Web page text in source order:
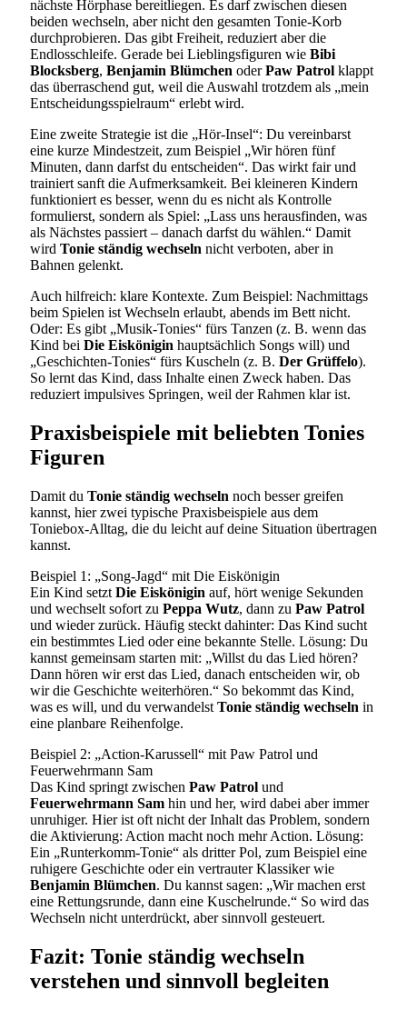
nächste Hörphase bereitliegen. Es darf zwischen diesen
beiden wechseln, aber nicht den gesamten Tonie-Korb
durchprobieren. Das gibt Freiheit, reduziert aber die
Endlosschleife. Gerade bei Lieblingsfiguren wie Bibi
Blocksberg, Benjamin Blümchen oderPaw Patrol klappt
das überraschend gut, weil die Auswahl trotzdem als „mein
Entscheidungsspielraum“ erlebt wird.
Eine zweite Strategie ist die „Hör-Insel“: Du vereinbarst
eine kurze Mindestzeit, zum Beispiel „Wir hören fünf
Minuten, dann darfst du entscheiden“. Das wirkt fair und
trainiert sanft die Aufmerksamkeit. Bei kleineren Kindern
funktioniert es besser, wenn du es nicht als Kontrolle
formulierst, sondern als Spiel: „Lass uns herausfinden, was
als Nächstes passiert – danach darfst du wählen.“ Damit
wird Tonie ständig wechseln nicht verboten, aber in
Bahnen gelenkt.
Auch hilfreich: klare Kontexte. Zum Beispiel: Nachmittags
beim Spielen ist Wechseln erlaubt, abends im Bett nicht.
Oder: Es gibt „Musik-Tonies“ fürs Tanzen (z. B. wenn das
Kind bei Die Eiskönigin hauptsächlich Songs will) und
„Geschichten-Tonies“ fürs Kuscheln (z. B. Der Grüffelo).
So lernt das Kind, dass Inhalte einen Zweck haben. Das
reduziert impulsives Springen, weil der Rahmen klar ist.
Praxisbeispiele mit beliebten Tonies
Figuren
Damit du Tonie ständig wechseln noch besser greifen
kannst, hier zwei typische Praxisbeispiele aus dem
Toniebox-Alltag, die du leicht auf deine Situation übertragen
kannst.
Beispiel 1: „Song-Jagd“ mit Die Eiskönigin
Ein Kind setzt Die Eiskönigin auf, hört wenige Sekunden
und wechselt sofort zu Peppa Wutz, dann zu Paw Patrol
und wieder zurück. Häufig steckt dahinter: Das Kind sucht
ein bestimmtes Lied oder eine bekannte Stelle. Lösung: Du
kannst gemeinsam starten mit: „Willst du das Lied hören?
Dann hören wir erst das Lied, danach entscheiden wir, ob
wir die Geschichte weiterhören.“ So bekommt das Kind,
was es will, und du verwandelst Tonie ständig wechseln in
eine planbare Reihenfolge.
Beispiel 2: „Action-Karussell“ mit Paw Patrol und
Feuerwehrmann Sam
Das Kind springt zwischen Paw Patrol und
Feuerwehrmann Sam hin und her, wird dabei aber immer
unruhiger. Hier ist oft nicht der Inhalt das Problem, sondern
die Aktivierung: Action macht noch mehr Action. Lösung:
Ein „Runterkomm-Tonie“ als dritter Pol, zum Beispiel eine
ruhigere Geschichte oder ein vertrauter Klassiker wie
Benjamin Blümchen. Du kannst sagen: „Wir machen erst
eine Rettungsrunde, dann eine Kuschelrunde.“ So wird das
Wechseln nicht unterdrückt, aber sinnvoll gesteuert.
Fazit: Tonie ständig wechseln
verstehen und sinnvoll begleiten